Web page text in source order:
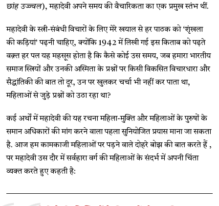
छांह उज्ज्वल), महादेवी अपने समय की वैचारिकता का एक प्रमुख स्तंभ थीं.
महादेवी के स्त्री-संबंधी विचारों के लिए मेरे खयाल से हर पाठक को ‘शृंखला
की कड़ियां’ पढ़नी चाहिए, क्योंकि 1942 में लिखी गई इस किताब को पढ़ते
वक़्त हर पल यह महसूस होता है कि कैसे कोई उस समय, जब हमारा भारतीय
समाज स्त्रियों और उनकी अस्मिता के प्रश्नों पर किसी विकसित विचारधारा और
सैद्धांतिकी की बात तो दूर, उन पर खुलकर चर्चा भी नहीं कर पाता था,
महिलाओं से जुड़े प्रश्नों को उठा रहा था?
कई अर्थों में महादेवी की यह रचना महिला-मुक्ति और महिलाओं के पुरुषों के
समान अधिकारों की मांग करने वाला पहला सुनियोजित प्रयास माना जा सकता
है. आज हम कामकाजी महिलाओं पर पड़ने वाले दोहरे बोझ की बात करते हैं ,
पर महादेवी उस दौर में सर्वहारा वर्ग की महिलाओं के संदर्भ में अपनी चिंता
व्यक्त करते हुए कहती है: